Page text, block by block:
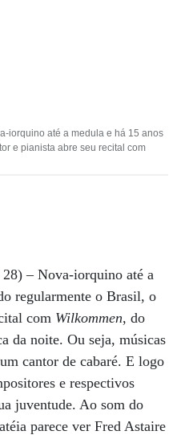
iorquino até a medula e há 15 anos
e pianista abre seu recital com
– Nova-iorquino até a
regularmente o Brasil, o
com Wilkommen, do
da noite. Ou seja, músicas
cantor de cabaré. E logo
e respectivos
juventude. Ao som do
parece ver Fred Astaire